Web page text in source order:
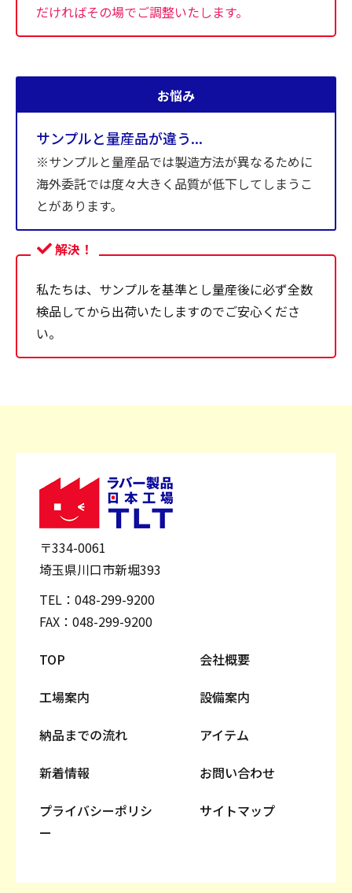
だければその場でご調整いたします。
お悩み
サンプルと量産品が違う...
※サンプルと量産品では製造方法が異なるために
海外委託では度々大きく品質が低下してしまうこ
とがあります。
解決！
私たちは、サンプルを基準とし量産後に必ず全数
検品してから出荷いたしますのでご安心くださ
い。
〒334-0061
埼玉県川口市新堀393
TEL： 048-299-9200
FAX：048-299-9200
TOP
会社概要
工場案内
設備案内
納品までの流れ
アイテム
新着情報
お問い合わせ
プライバシーポリシ
ー
サイトマップ